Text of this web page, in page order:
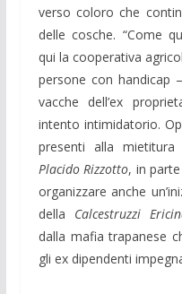
verso coloro che
delle cosche. “Come
qui la cooperativa
persone con handicap
vacche dell’ex
intento intimidatorio.
presenti alla
Placido Rizzotto, in
organizzare anche
della Calcestruzzi
dalla mafia trapanese
gli ex dipendenti